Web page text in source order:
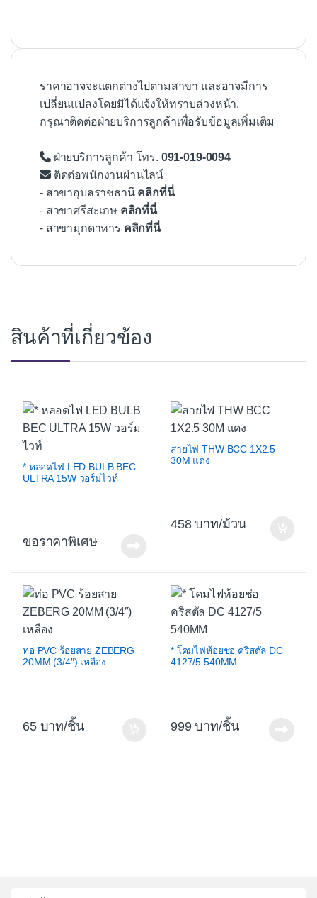
ราคาอาจจะแตกต่างไปตามสาขา และอาจมีการ
เปลี่ยนแปลงโดยมิได้แจ้งให้ทราบล่วงหน้า.
กรุณาติดต่อฝ่ายบริการลูกค้าเพื่อรับข้อมูลเพิ่มเติม
ฝ่ายบริการลูกค้า โทร. 091-019-0094
ติดต่อพนักงานผ่านไลน์
- สาขาอุบลราชธานี คลิกที่นี่
- สาขาศรีสะเกษ คลิกที่นี่
- สาขามุกดาหาร คลิกที่นี่
สินค้าที่เกี่ยวข้อง
* หลอดไฟ LED BULB BEC
ULTRA 15W วอร์มไวท์
ขอราคาพิเศษ
สายไฟ THW BCC 1X2.5
30M แดง
458 /ม้วน
ท่อ PVC ร้อยสาย ZEBERG
20MM (3/4″) เหลือง
65 /ชิ้น
* โคมไฟห้อยช่อ คริสตัล DC
4127/5 540MM
999 /ชิ้น